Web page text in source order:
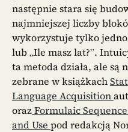
następnie stara się
najmniejszej liczby
wykorzystuje tylko jedno
lub „Ile masz lat?”.
ta metoda działa, ale są
zebrane w książkach
Language Acquisition
orazFormulaic
and Use pod redakcją